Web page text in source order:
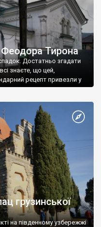
Тирона
Достатньо згадати
знаєте, що цей,
рецепт привезли у
грузинської
на південному узбережжі